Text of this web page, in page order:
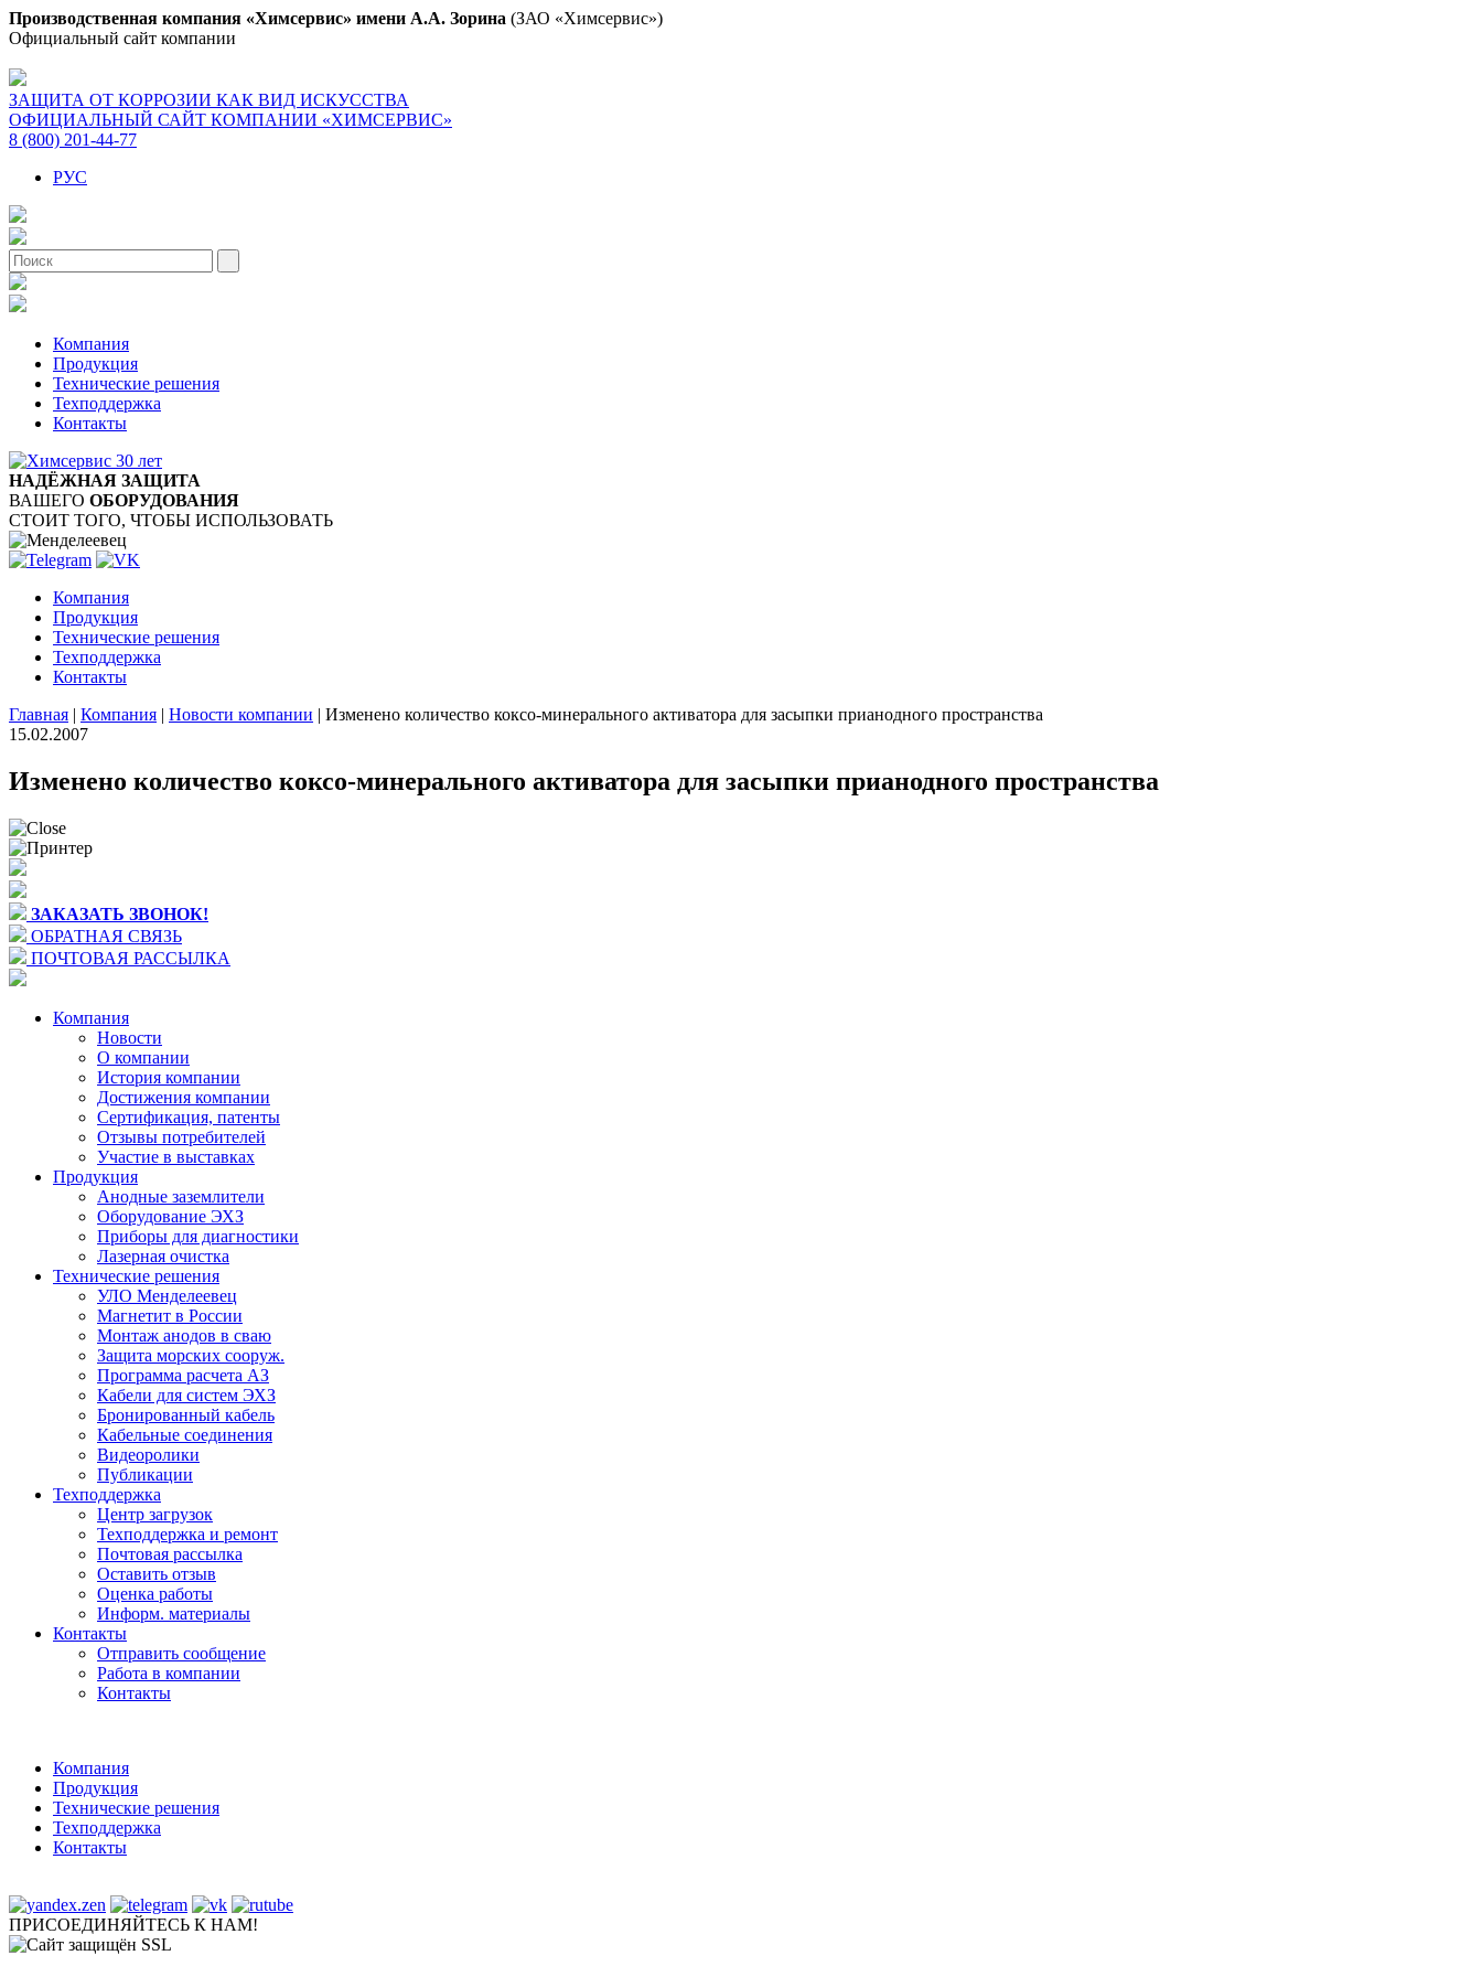
Производственная компания «Химсервис» имени А.А. Зорина (ЗАО «Химсервис»)
Официальный сайт компании
ЗАЩИТА ОТ КОРРОЗИИ КАК ВИД ИСКУССТВА
ОФИЦИАЛЬНЫЙ САЙТ КОМПАНИИ «ХИМСЕРВИС»
8 (800) 201-44-77
РУС
Компания
Продукция
Технические решения
Техподдержка
Контакты
НАДЁЖНАЯ ЗАЩИТА
ВАШЕГО ОБОРУДОВАНИЯ
СТОИТ ТОГО, ЧТОБЫ ИСПОЛЬЗОВАТЬ
Компания
Продукция
Технические решения
Техподдержка
Контакты
Главная | Компания | Новости компании | Изменено количество коксо-минерального активатора для засыпки прианодного пространства
15.02.2007
Изменено количество коксо-минерального активатора для засыпки прианодного пространства
ЗАКАЗАТЬ ЗВОНОК!
ОБРАТНАЯ СВЯЗЬ
ПОЧТОВАЯ РАССЫЛКА
Компания
Новости
О компании
История компании
Достижения компании
Сертификация, патенты
Отзывы потребителей
Участие в выставках
Продукция
Анодные заземлители
Оборудование ЭХЗ
Приборы для диагностики
Лазерная очистка
Технические решения
УЛО Менделеевец
Магнетит в России
Монтаж анодов в сваю
Защита морских сооруж.
Программа расчета АЗ
Кабели для систем ЭХЗ
Бронированный кабель
Кабельные соединения
Видеоролики
Публикации
Техподдержка
Центр загрузок
Техподдержка и ремонт
Почтовая рассылка
Оставить отзыв
Оценка работы
Информ. материалы
Контакты
Отправить сообщение
Работа в компании
Контакты
Компания
Продукция
Технические решения
Техподдержка
Контакты
ПРИСОЕДИНЯЙТЕСЬ К НАМ!